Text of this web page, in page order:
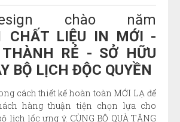
chào năm
CHẤT LIỆU IN MỚI -
RẺ - SỞ HỮU
BỘ LỊCH ĐỘC QUYỀN
cách thiết kế hoàn toàn MỚI LẠ để
hàng thuận tiện chọn lựa cho
lịch lốc ưng ý. CÙNG BỘ QUÀ TẶNG